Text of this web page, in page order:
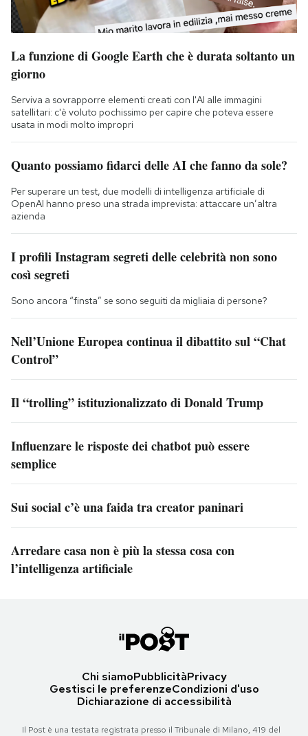
La funzione di Google Earth che è durata soltanto un
giorno
Serviva a sovrapporre elementi creati con l'AI alle immagini
satellitari: c'è voluto pochissimo per capire che poteva essere
usata in modi molto impropri
Quanto possiamo fidarci delle AI che fanno da sole?
Per superare un test, due modelli di intelligenza artificiale di
OpenAI hanno preso una strada imprevista: attaccare un’altra
azienda
I profili Instagram segreti delle celebrità non sono
così segreti
Sono ancora “finsta” se sono seguiti da migliaia di persone?
Nell’Unione Europea continua il dibattito sul “Chat
Control”
Il “trolling” istituzionalizzato di Donald Trump
Influenzare le risposte dei chatbot può essere
semplice
Sui social c’è una faida tra creator paninari
Arredare casa non è più la stessa cosa con
l’intelligenza artificiale
Chi siamoPubblicitàPrivacy
Gestisci le preferenzeCondizioni d'uso
Dichiarazione di accessibilità
Il Post è una testata registrata presso il Tribunale di Milano, 419 del